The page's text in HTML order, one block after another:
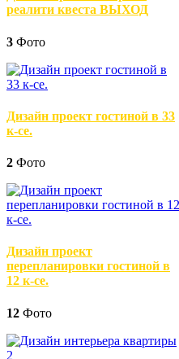
реалити квеста ВЫХОД
3 Фото
Дизайн проект гостиной в 33
к-се.
2 Фото
Дизайн проект
перепланировки гостиной в
12 к-се.
12 Фото